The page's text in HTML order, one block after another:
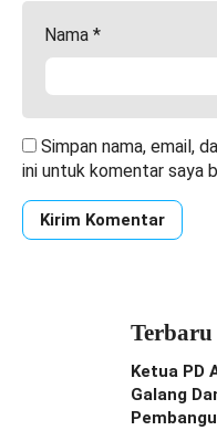
Nama *
Simpan nama, email,
ini untuk komentar saya
Terbaru
Ketua PD
Galang